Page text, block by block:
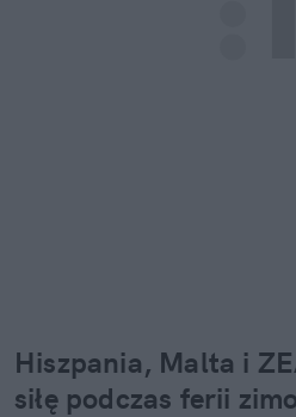
Hiszpania, Malta i
siłę podczas ferii